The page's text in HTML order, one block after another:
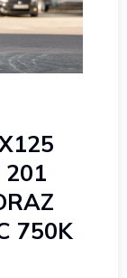
201
750K